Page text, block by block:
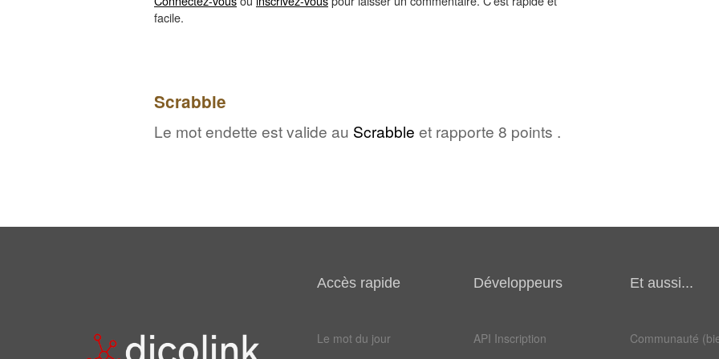
facile.
Scrabble
Le mot endette est valide au Scrabble et rapporte 8 points .
Accès rapide
Le mot du jour
Développeurs
API Inscription
Et aussi...
Communauté